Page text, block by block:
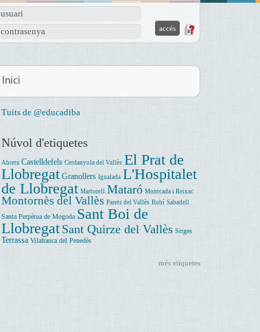
usuari
contrasenya
Inici
Tuits de @educadiba
Núvol d'etiquetes
Abrera Castelldefels Cerdanyola del Vallès El Prat de
Llobregat Granollers Igualada L'Hospitalet
de Llobregat Martorell Mataró Montcada i Reixac
Montornès del Vallès Parets del Vallès Rubí Sabadell
Santa Perpètua de Mogoda Sant Boi de
Llobregat Sant Quirze del Vallès Sitges
Terrassa Vilafranca del Penedès
més etiquetes